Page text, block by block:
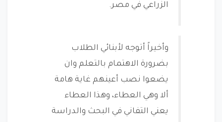
الزراعي في مصر.
وأخيراً أتوجه لأبنائي الطلاب
بضرورة الاهتمام بالتعلم وان
يضعوا نصب أعينهم غاية هامة
ألا وهي العطاء، وهذا العطاء
يعني التفاني في البحث والدراسة